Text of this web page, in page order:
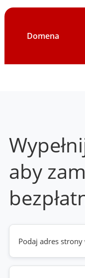
Domena
aby
Twoja
strona
www
(wymagane)
Telefon